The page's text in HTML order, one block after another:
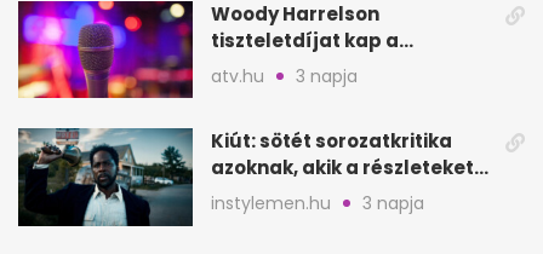
Woody Harrelson
tiszteletdíjat kap a
Szarajevói Filmfesztiválon
atv.hu 3 napja
Kiút: sötét sorozatkritika
azoknak, akik a részleteket
keresik
instylemen.hu 3 napja